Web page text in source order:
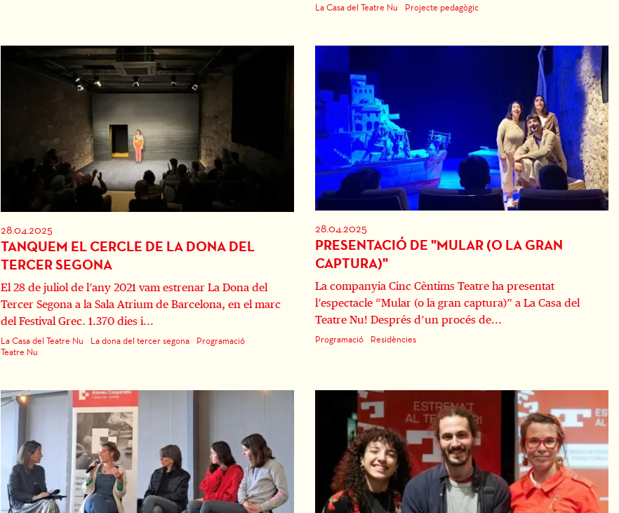
La Casa del Teatre Nu Projecte pedagògic
28.04.2025
TANQUEM EL CERCLE DE LA DONA DEL
TERCER SEGONA
El 28 de juliol de l’any 2021 vam estrenar La Dona del
Tercer Segona a la Sala Atrium de Barcelona, en el marc
del Festival Grec. 1.370 dies i...
La Casa del Teatre Nu La dona del tercer segona
Programació
Teatre Nu
28.04.2025
PRESENTACIÓ DE "MULAR (O LA GRAN
CAPTURA)"
La companyia Cinc Cèntims Teatre ha presentat
l’espectacle “Mular (o la gran captura)” a La Casa del
Teatre Nu! Després d’un procés de...
Programació Residències